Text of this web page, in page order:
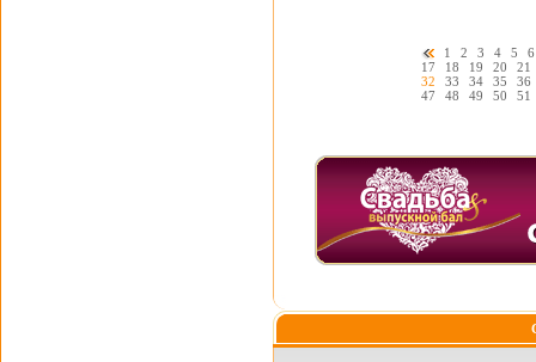
1 2 3 4 5
6
17
18 19 20
21
32
33 34 35
36
47
48 49 50 51